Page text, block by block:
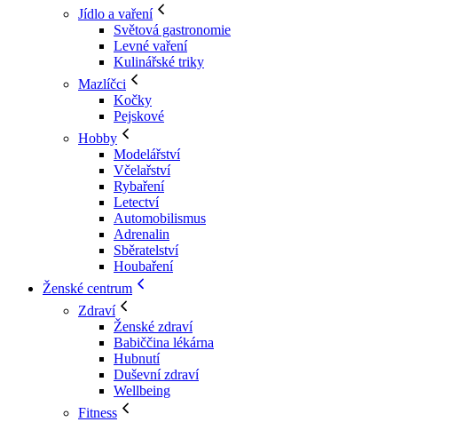
Jídlo a vaření
Světová gastronomie
Levné vaření
Kulinářské triky
Mazlíčci
Kočky
Pejskové
Hobby
Modelářství
Včelařství
Rybaření
Letectví
Automobilismus
Adrenalin
Sběratelství
Houbaření
Ženské centrum
Zdraví
Ženské zdraví
Babiččina lékárna
Hubnutí
Duševní zdraví
Wellbeing
Fitness